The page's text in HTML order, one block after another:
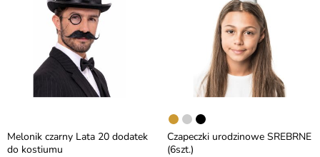
Melonik czarny Lata 20 dodatek
do kostiumu
Czapeczki urodzinowe SREBRNE
(6szt.)